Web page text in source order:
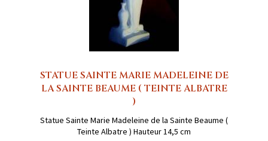
STATUE SAINTE MARIE MADELEINE DE
LA SAINTE BEAUME ( TEINTE ALBATRE
)
Statue Sainte Marie Madeleine de la Sainte Beaume (
Teinte Albatre ) Hauteur 14,5 cm